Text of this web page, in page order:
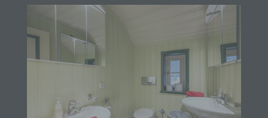
Behörde, Einrichtung oder andere Stelle außer der
betroffenen Person, dem Verantwortlichen, dem
Auftragsverarbeiter und den Personen, die unter
der unmittelbaren Verantwortung des
Verantwortlichen oder des Auftragsverarbeiters
befugt sind, die personenbezogenen Daten zu
k) Einwilligung